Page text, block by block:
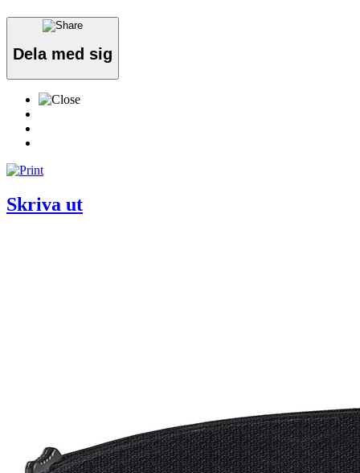
Dela med sig
Skriva ut